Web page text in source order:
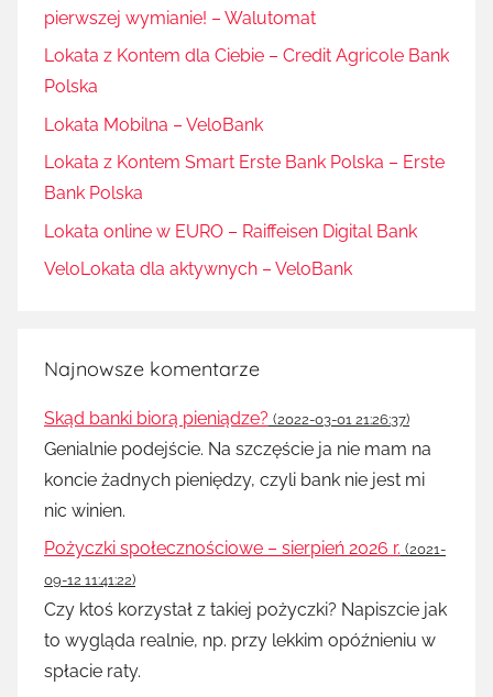
pierwszej wymianie! – Walutomat
Lokata z Kontem dla Ciebie – Credit Agricole Bank
Polska
Lokata Mobilna – VeloBank
Lokata z Kontem Smart Erste Bank Polska – Erste
Bank Polska
Lokata online w EURO – Raiffeisen Digital Bank
VeloLokata dla aktywnych – VeloBank
Najnowsze komentarze
Skąd banki biorą pieniądze? (2022-03-01 21:26:37)
Genialnie podejście. Na szczęście ja nie mam na
koncie żadnych pieniędzy, czyli bank nie jest mi
nic winien.
Pożyczki społecznościowe – sierpień 2026 r. (2021-
09-12 11:41:22)
Czy ktoś korzystał z takiej pożyczki? Napiszcie jak
to wygląda realnie, np. przy lekkim opóźnieniu w
spłacie raty.